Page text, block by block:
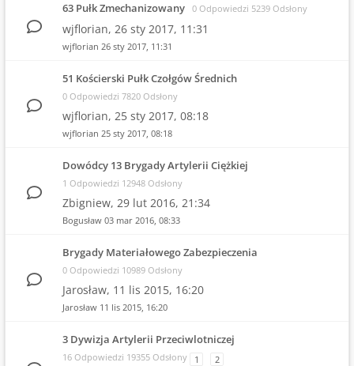
63 Pułk Zmechanizowany 0 Odpowiedzi 5239 Odsłony
wjflorian, 26 sty 2017, 11:31
wjflorian 26 sty 2017, 11:31
51 Kościerski Pułk Czołgów Średnich
0 Odpowiedzi 7820 Odsłony
wjflorian, 25 sty 2017, 08:18
wjflorian 25 sty 2017, 08:18
Dowódcy 13 Brygady Artylerii Ciężkiej
1 Odpowiedzi 12948 Odsłony
Zbigniew, 29 lut 2016, 21:34
Bogusław 03 mar 2016, 08:33
Brygady Materiałowego Zabezpieczenia
0 Odpowiedzi 10989 Odsłony
Jarosław, 11 lis 2015, 16:20
Jarosław 11 lis 2015, 16:20
3 Dywizja Artylerii Przeciwlotniczej
16 Odpowiedzi 19355 Odsłony 1 2